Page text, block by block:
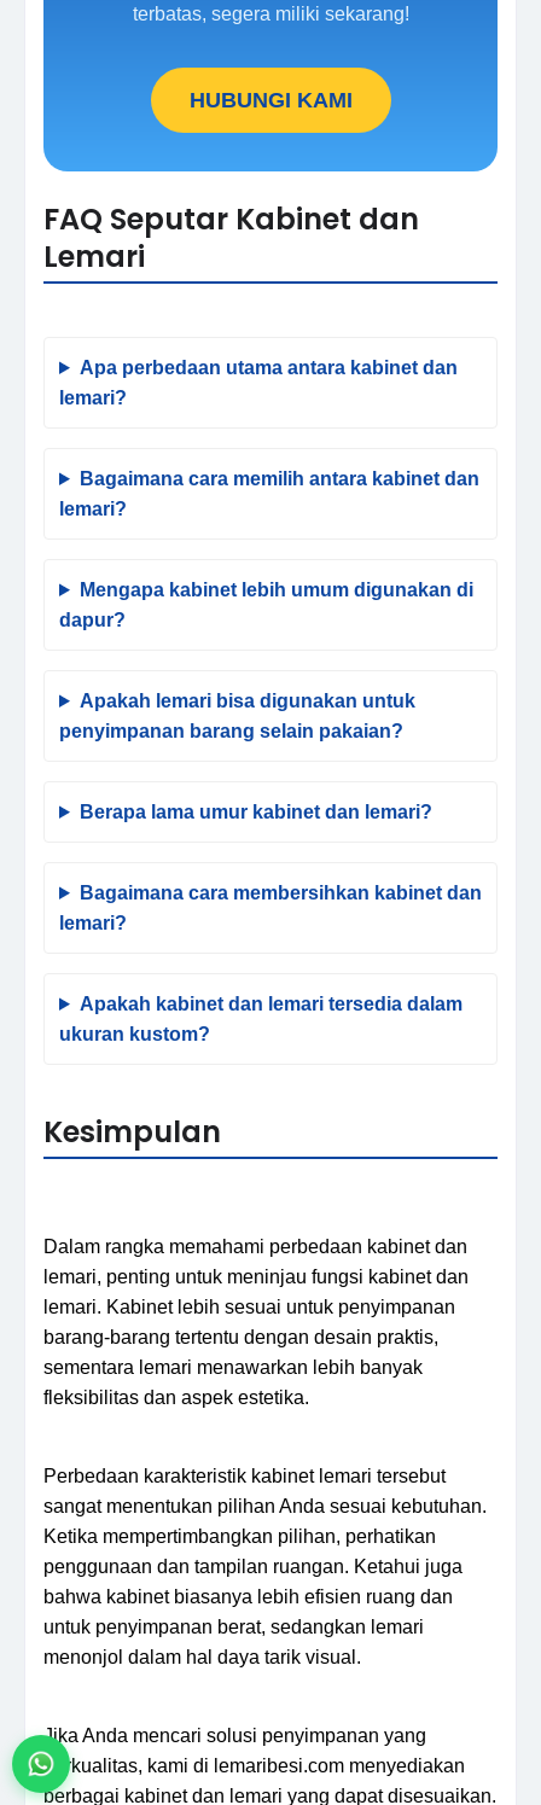
terbatas, segera miliki sekarang!
HUBUNGI KAMI
FAQ Seputar Kabinet dan
Lemari
Apa perbedaan utama antara kabinet dan
lemari?
Bagaimana cara memilih antara kabinet dan
lemari?
Mengapa kabinet lebih umum digunakan di
dapur?
Apakah lemari bisa digunakan untuk
penyimpanan barang selain pakaian?
Berapa lama umur kabinet dan lemari?
Bagaimana cara membersihkan kabinet dan
lemari?
Apakah kabinet dan lemari tersedia dalam
ukuran kustom?
Kesimpulan
Dalam rangka memahami perbedaan kabinet dan
lemari, penting untuk meninjau fungsi kabinet dan
lemari. Kabinet lebih sesuai untuk penyimpanan
barang-barang tertentu dengan desain praktis,
sementara lemari menawarkan lebih banyak
fleksibilitas dan aspek estetika.
Perbedaan karakteristik kabinet lemari tersebut
sangat menentukan pilihan Anda sesuai kebutuhan.
Ketika mempertimbangkan pilihan, perhatikan
penggunaan dan tampilan ruangan. Ketahui juga
bahwa kabinet biasanya lebih efisien ruang dan
untuk penyimpanan berat, sedangkan lemari
menonjol dalam hal daya tarik visual.
Jika Anda mencari solusi penyimpanan yang
berkualitas, kami di lemaribesi.com menyediakan
berbagai kabinet dan lemari yang dapat disesuaikan.